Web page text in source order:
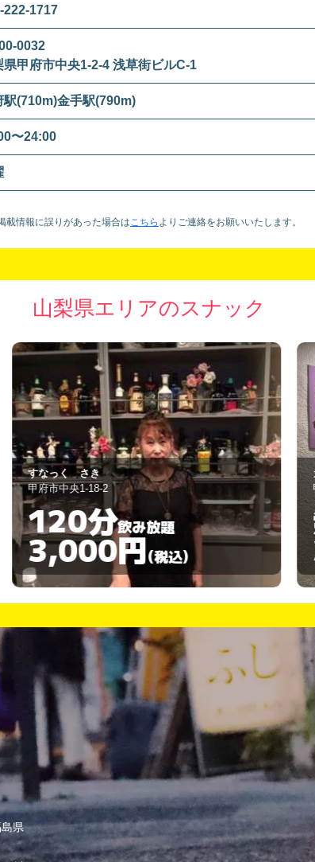
222-1717
0032
県甲府市中央1-2-4 浅草街ビルC-1
駅(710m)金手駅(790m)
〜24:00
載情報に誤りがあった場合はこちら より ご連絡をお願いいたします。
山梨県エリアのスナック
カラオケ くまさん
甲州市塩山上於曽26
無制限飲み放題
3,000円(税込)
県